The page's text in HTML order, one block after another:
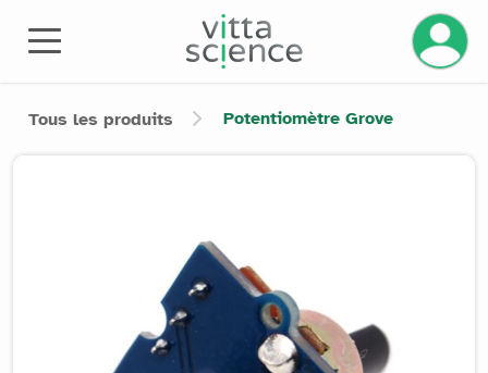
Gérez
Tous les produits Potentiomètre Grove